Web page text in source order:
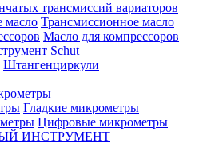
трансмиссий вариаторов
Трансмиссионное масло
Масло для компрессоров
Schut
Штангенциркули
Гладкие микрометры
Цифровые микрометры